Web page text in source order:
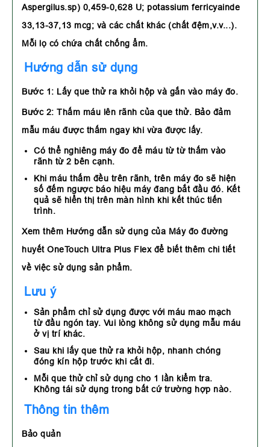
Aspergilus.sp) 0,459-0,628 U; potassium ferricyainde
33,13-37,13 mcg; và các chất khác (chất đệm,v.v...).
Mỗi lọ có chứa chất chống ẩm.
Hướng dẫn sử dụng
Bước 1: Lấy que thử ra khỏi hộp và gắn vào máy đo.
Bước 2: Thấm máu lên rãnh của que thử. Bảo đảm
mẫu máu được thấm ngay khi vừa được lấy.
Có thể nghiêng máy đo để máu từ từ thấm vào
rãnh từ 2 bên cạnh.
Khi máu thấm đều trên rãnh, trên máy đo sẽ hiện
số đếm ngược báo hiệu máy đang bắt đầu đó. Kết
quả sẽ hiển thị trên màn hình khi kết thúc tiến
trình.
Xem thêm Hướng dẫn sử dụng của Máy đo đường
huyết OneTouch Ultra Plus Flex để biết thêm chi tiết
về việc sử dụng sản phẩm.
Lưu ý
Sản phẩm chỉ sử dụng được với máu mao mạch
từ đầu ngón tay. Vui lòng không sử dụng mẫu máu
ở vị trí khác.
Sau khi lấy que thử ra khỏi hộp, nhanh chóng
đóng kín hộp trước khi cất đi.
Mỗi que thử chỉ sử dụng cho 1 lần kiểm tra.
Không tái sử dụng trong bất cứ trường hợp nào.
Thông tin thêm
Bảo quản